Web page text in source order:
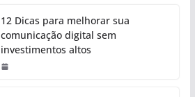
12 Dicas para melhorar sua
comunicação digital sem
investimentos altos